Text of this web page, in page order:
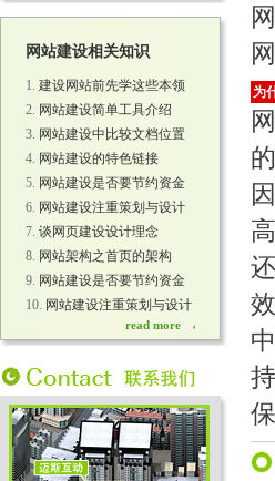
网站建设相关知识
建设网站前先学这些本领
网站建设简单工具介绍
网站建设中比较文档位置
网站建设的特色链接
网站建设是否要节约资金
网站建设注重策划与设计
谈网页建设设计理念
网站架构之首页的架构
网站建设是否要节约资金
网站建设注重策划与设计
read more
为